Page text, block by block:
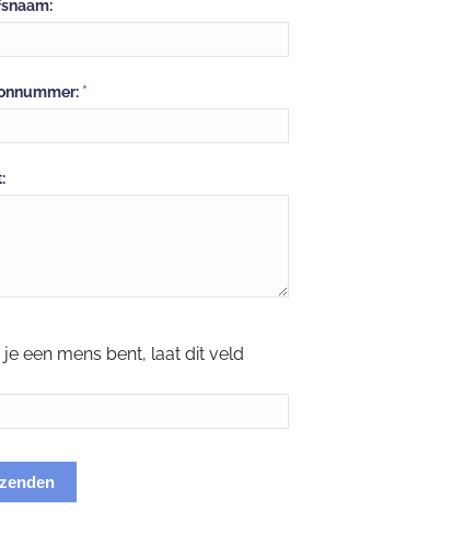
*
je een mens bent, laat dit veld